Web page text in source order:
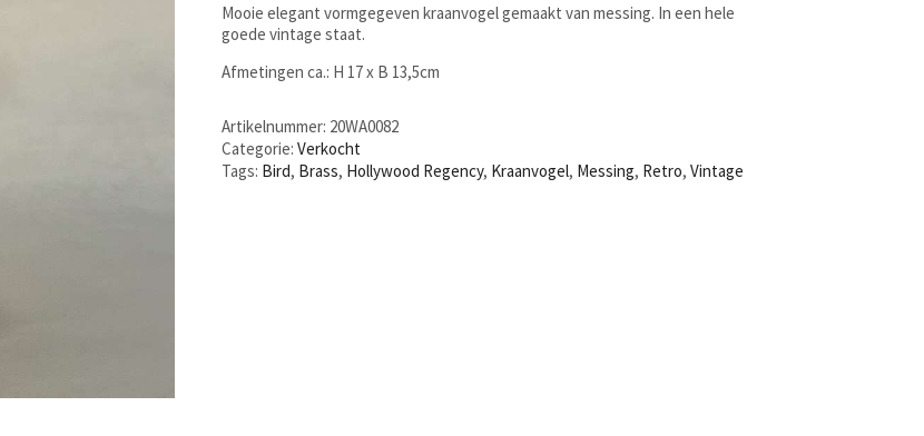
Mooie elegant vormgegeven kraanvogel gemaakt van messing. In een hele
goede vintage staat.
Afmetingen ca.: H 17 x B 13,5cm
Artikelnummer: 20WA0082
Categorie:Verkocht
Tags: Bird, Brass, Hollywood Regency, Kraanvogel, Messing, Retro,Vintage